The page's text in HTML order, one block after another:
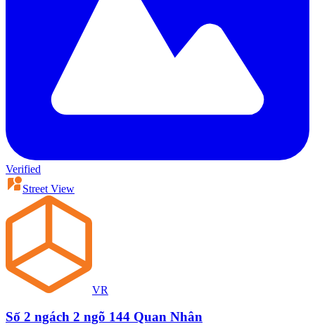
Verified
Street View
VR
Số 2 ngách 2 ngõ 144 Quan Nhân